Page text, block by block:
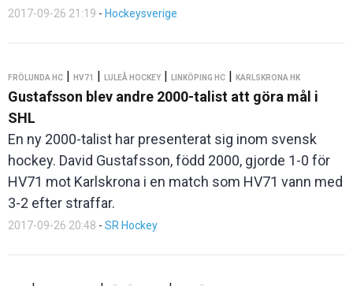
2017-09-26 21:19 - Hockeysverige
FRÖLUNDA HC | HV71 | LULEÅ HOCKEY | LINKÖPING HC | KARLSKRONA HK
Gustafsson blev andre 2000-talist att göra mål i
SHL
En ny 2000-talist har presenterat sig inom svensk
hockey. David Gustafsson, född 2000, gjorde 1-0 för
HV71 mot Karlskrona i en match som HV71 vann med
3-2 efter straffar.
2017-09-26 20:48 - SR Hockey